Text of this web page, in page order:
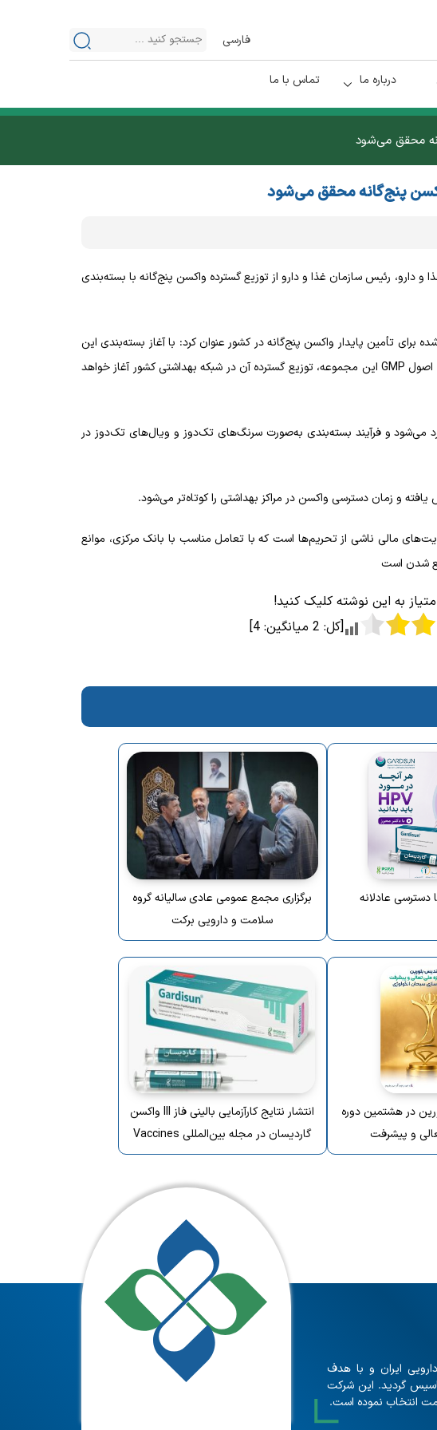
فارسی
درباره ما تماس با ما
محقق می‌شود
پنج‌گانه محقق می‌شود
و دارو، رئیس سازمان غذا و دارو از توزیع گسترده واکسن پنج‌گانه با بسته‌بندی
برای تأمین پایدار واکسن پنج‌گانه در کشور عنوان کرد: با آغاز بسته‌بندی این
واکسن در شرکت داروسازی بیوسان فارمد و تأیید اصول GMP این مجموعه، توزیع گسترده آن در شبکه بهداشتی کشور آغاز خواهد
می‌شود و فرآیند بسته‌بندی به‌صورت سرنگ‌های تک‌دوز و ویال‌های تک‌دوز در
و زمان دسترسی واکسن در مراکز بهداشتی را کوتاه‌تر می‌شود.
مالی ناشی از تحریم‌ها است که با تعامل مناسب با بانک مرکزی، موانع
شدن است
به این نوشته کلیک کنید!
[کل: 2 میانگین: 4
]
دسترسی عادلانه
برگزاری مجمع عمومی عادی سالیانه گروه
سلامت و دارویی برکت
در هشتمین دوره
و پیشرفت
انتشار نتایج کارآزمایی بالینی فاز III واکسن
گاردیسان در مجله بین‌المللی Vaccines
صنعت دارویی ایران و با هدف
گردید. این شرکت
انتخاب نموده است.